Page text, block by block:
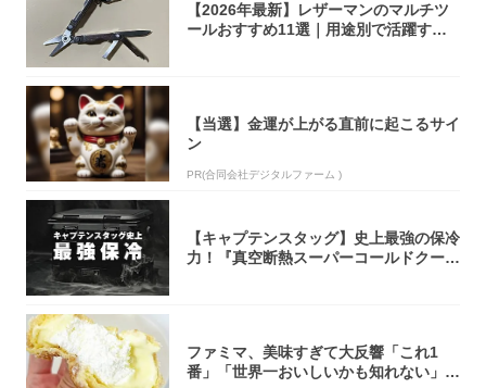
【2026年最新】レザーマンのマルチツ
ールおすすめ11選｜用途別で活躍する
【当選】金運が上がる直前に起こるサイ
ン
PR(合同会社デジタルファーム )
【キャプテンスタッグ】史上最強の保冷
力！『真空断熱スーパーコールドクーラ
ファミマ、美味すぎて大反響「これ1
番」「世界一おいしいかも知れない」